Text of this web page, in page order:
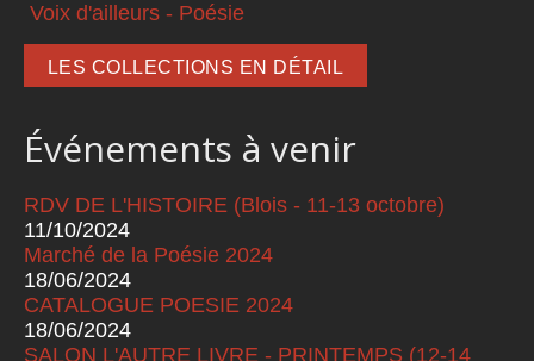
Voix d'ailleurs - Poésie
LES COLLECTIONS EN DÉTAIL
Événements à venir
RDV DE L'HISTOIRE (Blois - 11-13 octobre)
11/10/2024
Marché de la Poésie 2024
18/06/2024
CATALOGUE POESIE 2024
18/06/2024
SALON L'AUTRE LIVRE - PRINTEMPS (12-14